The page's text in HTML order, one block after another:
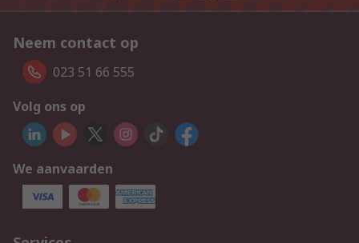
Neem contact op
023 51 66 555
Volg ons op
We aanvaarden